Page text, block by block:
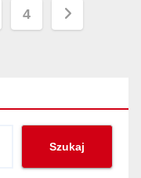
4
Szukaj